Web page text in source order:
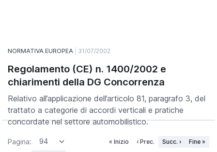
NORMATIVA EUROPEA 31/07/2002
Regolamento (CE) n. 1400/2002 e
chiarimenti della DG Concorrenza
Relativo all’applicazione dell’articolo 81, paragrafo 3, del
trattato a categorie di accordi verticali e pratiche
concordate nel settore automobilistico.
Pagina: « Inizio ‹ Prec. Succ. › Fine »